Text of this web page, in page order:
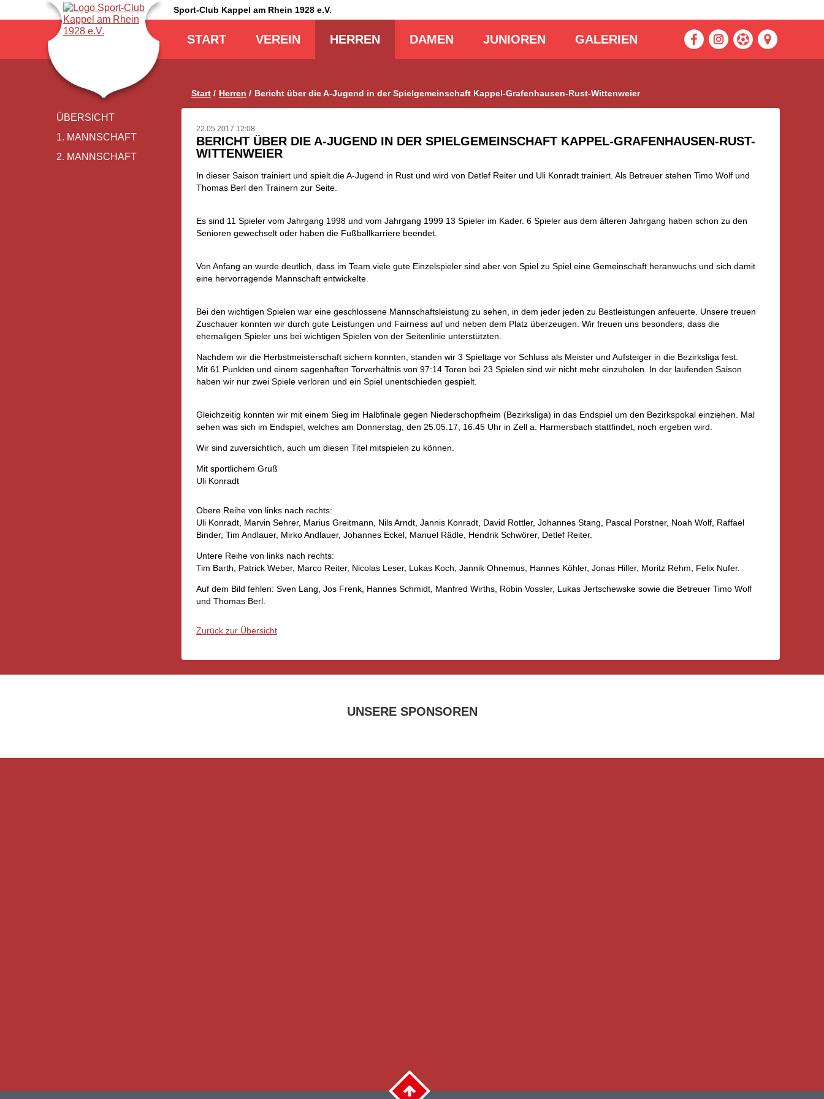
Sport-Club Kappel am Rhein 1928 e.V.
überspringen
START VEREIN HERREN DAMEN JUNIOREN GALERIEN
Start Herren Bericht über die A-Jugend in der Spielgemeinschaft Kappel-Grafenhausen-Rust-Wittenweier
22.05.2017 12:08
BERICHT ÜBER DIE A-JUGEND IN DER SPIELGEMEINSCHAFT KAPPEL-GRAFENHAUSEN-RUST-
WITTENWEIER
In dieser Saison trainiert und spielt die A-Jugend in Rust und wird von Detlef Reiter und Uli Konradt trainiert. Als Betreuer stehen Timo Wolf und
Thomas Berl den Trainern zur Seite.
Es sind 11 Spieler vom Jahrgang 1998 und vom Jahrgang 1999 13 Spieler im Kader. 6 Spieler aus dem älteren Jahrgang haben schon zu den
Senioren gewechselt oder haben die Fußballkarriere beendet.
Von Anfang an wurde deutlich, dass im Team viele gute Einzelspieler sind aber von Spiel zu Spiel eine Gemeinschaft heranwuchs und sich damit
eine hervorragende Mannschaft entwickelte.
Bei den wichtigen Spielen war eine geschlossene Mannschaftsleistung zu sehen, in dem jeder jeden zu Bestleistungen anfeuerte. Unsere treuen
Zuschauer konnten wir durch gute Leistungen und Fairness auf und neben dem Platz überzeugen. Wir freuen uns besonders, dass die
ehemaligen Spieler uns bei wichtigen Spielen von der Seitenlinie unterstützten.
Nachdem wir die Herbstmeisterschaft sichern konnten, standen wir 3 Spieltage vor Schluss als Meister und Aufsteiger in die Bezirksliga fest.
Mit 61 Punkten und einem sagenhaften Torverhältnis von 97:14 Toren bei 23 Spielen sind wir nicht mehr einzuholen. In der laufenden Saison
haben wir nur zwei Spiele verloren und ein Spiel unentschieden gespielt.
Gleichzeitig konnten wir mit einem Sieg im Halbfinale gegen Niederschopfheim (Bezirksliga) in das Endspiel um den Bezirkspokal einziehen. Mal
sehen was sich im Endspiel, welches am Donnerstag, den 25.05.17, 16.45 Uhr in Zell a. Harmersbach stattfindet, noch ergeben wird.
Wir sind zuversichtlich, auch um diesen Titel mitspielen zu können.
Mit sportlichem Gruß
Uli Konradt
Obere Reihe von links nach rechts:
Uli Konradt, Marvin Sehrer, Marius Greitmann, Nils Arndt, Jannis Konradt, David Rottler, Johannes Stang, Pascal Porstner, Noah Wolf, Raffael
Binder, Tim Andlauer, Mirko Andlauer, Johannes Eckel, Manuel Rädle, Hendrik Schwörer, Detlef Reiter.
Untere Reihe von links nach rechts:
Tim Barth, Patrick Weber, Marco Reiter, Nicolas Leser, Lukas Koch, Jannik Ohnemus, Hannes Köhler, Jonas Hiller, Moritz Rehm, Felix Nufer.
Auf dem Bild fehlen: Sven Lang, Jos Frenk, Hannes Schmidt, Manfred Wirths, Robin Vossler, Lukas Jertschewske sowie die Betreuer Timo Wolf
und Thomas Berl.
Zurück zur Übersicht
Navigation
ÜBERSICHT
1. MANNSCHAFT
2. MANNSCHAFT
UNSERE SPONSOREN